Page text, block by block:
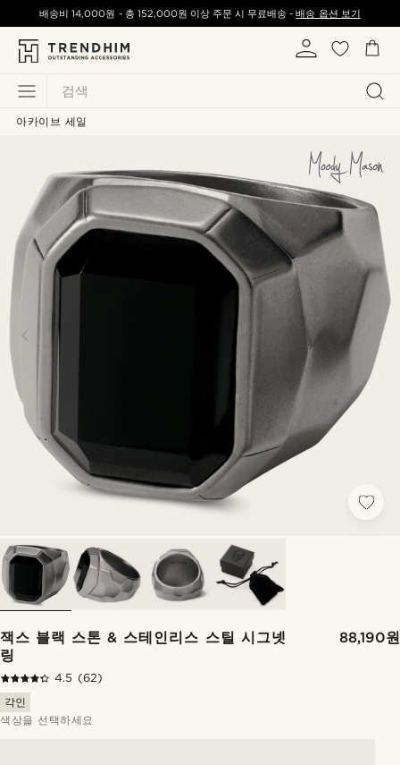
검색
배송비14,000원 - 총 152,000원 이상 주문 시 무료배송 -배송 옵션 보기
아카이브 세일
잭스 블랙 스톤 & 스테인리스 스틸 시그넷
링
88,190원
4.5 (62)
각인
색상을 선택하세요